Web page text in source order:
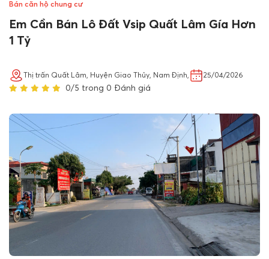
Bán căn hộ chung cư
Em Cần Bán Lô Đất Vsip Quất Lâm Gía Hơn
1 Tỷ
Thị trấn Quất Lâm, Huyện Giao Thủy, Nam Định, 25/04/2026
0/5 trong 0 Đánh giá